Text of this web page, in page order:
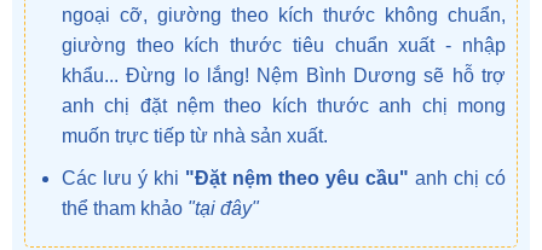
ngoại cỡ, giường theo kích thước không chuẩn,
giường theo kích thước tiêu chuẩn xuất - nhập
khẩu... Đừng lo lắng! Nệm Bình Dương sẽ hỗ trợ
anh chị đặt nệm theo kích thước anh chị mong
muốn trực tiếp từ nhà sản xuất.
Các lưu ý khi "Đặt nệm theo yêu cầu" anh chị có
thể tham khảo "tại đây"